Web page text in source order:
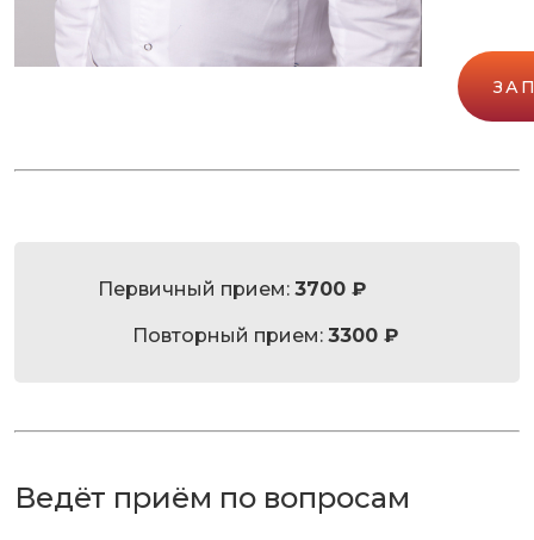
Первичный прием: 3700 ₽
Повторный прием: 3300 ₽
Ведёт приём по вопросам